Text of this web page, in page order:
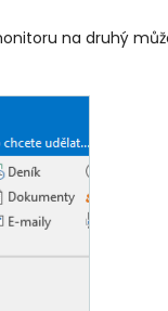
na druhý